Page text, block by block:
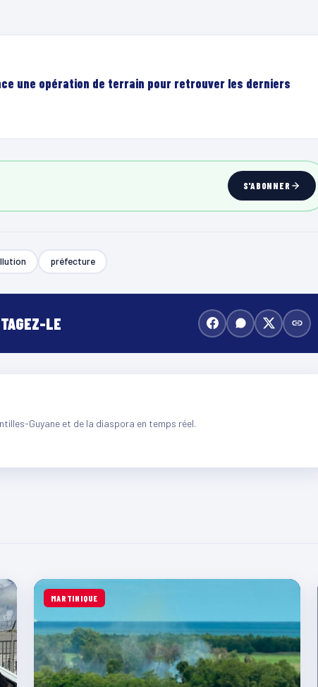
une opération de terrain pour retrouver les derniers
S'ABONNER
préfecture
LE
Guyane et de la diaspora en temps réel.
MARTINIQUE